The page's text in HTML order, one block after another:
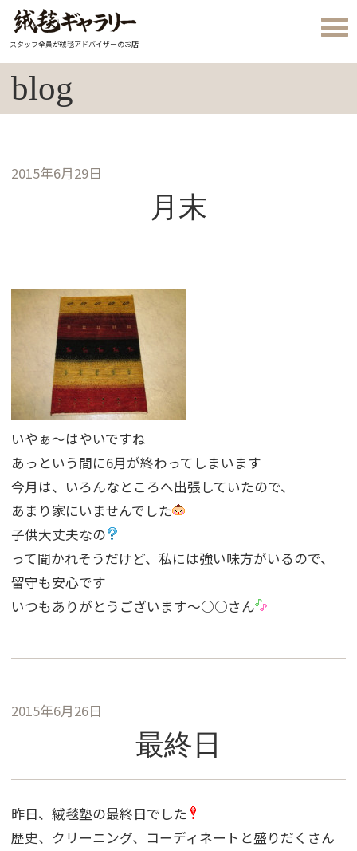
スタッフ全員が絨毯アドバイザーのお店
blog
2015年6月29日
月末
いやぁ〜はやいですね
あっという間に6月が終わってしまいます
今月は、いろんなところへ出張していたので、
あまり家にいませんでした
子供大丈夫なの
って聞かれそうだけど、私には強い味方がいるので、
留守も安心です
いつもありがとうございます〜○○さん
2015年6月26日
最終日
昨日、絨毯塾の最終日でした
歴史、クリーニング、コーディネートと盛りだくさん